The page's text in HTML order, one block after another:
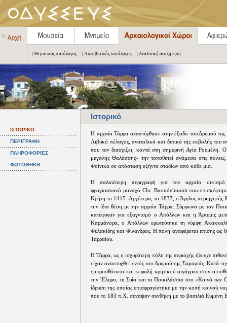
| Θεματικός κατάλογος | Αλφαβητικός κατάλογος | Αναλυτική αναζήτηση
Ιστορικό
ΙΣΤΟΡΙΚΟ
ΠΕΡΙΓΡΑΦΗ
ΠΛΗΡΟΦΟΡΙΕΣ
ΦΩΤΟΘΗΚΗ
Η αρχαία Τάρρα αναπτύχθηκε στην έξοδο του Δρυμού της
Λιβυκό πέλαγος, ανατολικά και δυτικά της εκβολής του
που τον διασχίζει, κοντά στη σημερινή Αγία Ρουμέλη.
μεγάλης Θαλάσσης» την τοποθετεί ανάμεσα στις
Φοίνικα σε απόσταση εξήντα σταδίων από κάθε μια.
Η παλαιότερη περιγραφή για τον αρχαίο οικισμό
φραγκισκανό μοναχό Chr. Buondelmonti που
Κρήτη το 1415. Αργότερα, το 1837, ο Άγγλος περιηγητής
την ίδια θέση με την αρχαία Τάρρα. Σύμφωνα με τον
κατέφυγαν για εξαγνισμό ο Απόλλων και η Άρτεμις
Καρμάνορα, ο Απόλλων ερωτεύτηκε τη νύμφη
Φυλακίδης και Φίλανδρος. Η πόλη αναφέρεται επίσης ως
Ταρραίου.
Η Τάρρα, ως η ισχυρότερη πόλη της περιοχής ήλεγχε
είχαν αναπτυχθεί εντός του Δρυμού της Σαμαριάς. Κατά
εμπροσθότυπο και κεφαλή κρητικού αιγάγρου στον
την ΄Ελυρο, τη Συία και το Ποικιλάσσιο στο «Κοινό
ίδρυση της οποίας επισφραγίστηκε με την κοπή κοινού
που το 183 π.Χ. σύναψαν συνθήκη με το βασιλιά Ευμένη